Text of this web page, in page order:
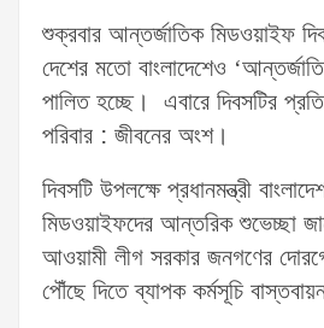
শুক্রবার আন্তর্জাতিক মিডওয়াইফ
দেশের মতো বাংলাদেশেও
পালিত হচ্ছে। এবারে দিবসটির
পরিবার : জীবনের অংশ।
দিবসটি উপলক্ষে প্রধানমন্ত্রী
মিডওয়াইফদের আন্তরিক শুভেচ্ছা
আওয়ামী লীগ সরকার জনগণের
পৌঁছে দিতে ব্যাপক কর্মসূচি